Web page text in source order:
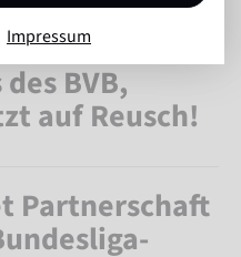
BVB,
auf Reusch!
Partnerschaft
Impressum